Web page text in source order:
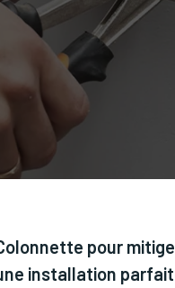
pour
installation